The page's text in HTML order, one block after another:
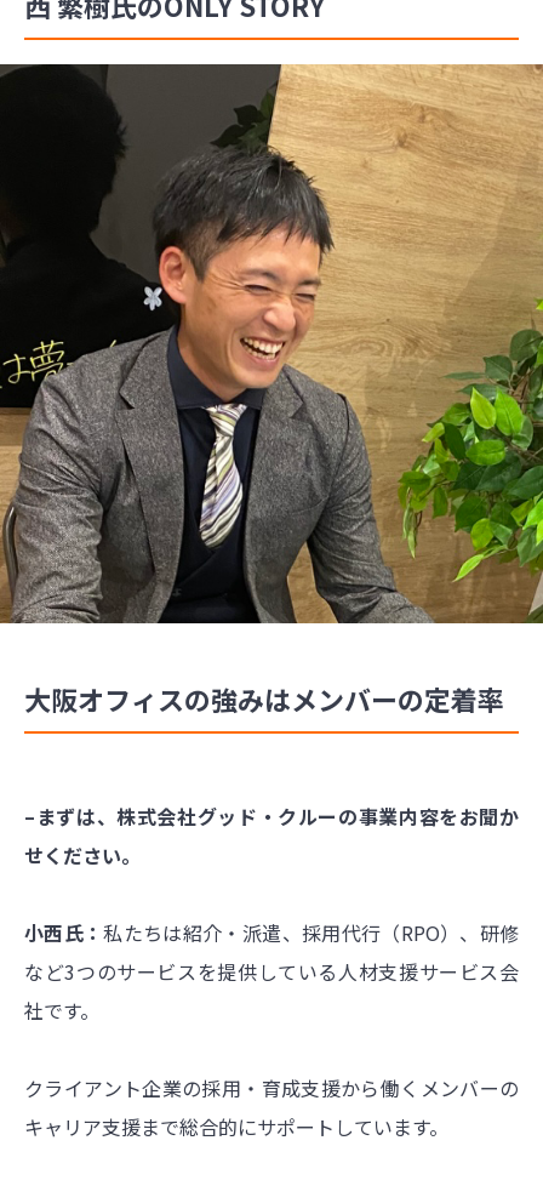
大阪オフィスの強みはメンバーの定着率
–まずは、株式会社グッド・クルーの事業内容をお聞か
せください。
小西氏：私たちは紹介・派遣、採用代行（RPO）、研修
など3つのサービスを提供している人材支援サービス会
社です。
クライアント企業の採用・育成支援から働くメンバーの
キャリア支援まで総合的にサポートしています。